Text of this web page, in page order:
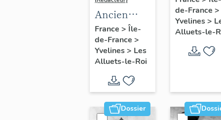
Ancien
maître-
autel
France > Île-
de-France >
Yvelines> Les
Alluets-le-Roi
Louis,
Vierge à
dite
(baies 6
9)
de-France >
Yvelines>
Alluets-le-
Dossier